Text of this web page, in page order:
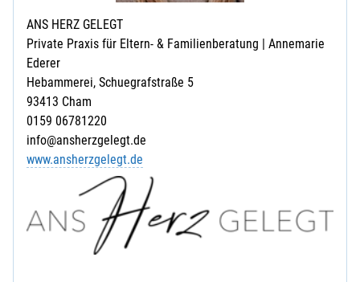
ANS HERZ GELEGT
Private Praxis für Eltern- & Familienberatung | Annemarie
Ederer
Hebammerei, Schuegrafstraße 5
93413 Cham
0159 06781220
info@ansherzgelegt.de
www.ansherzgelegt.de